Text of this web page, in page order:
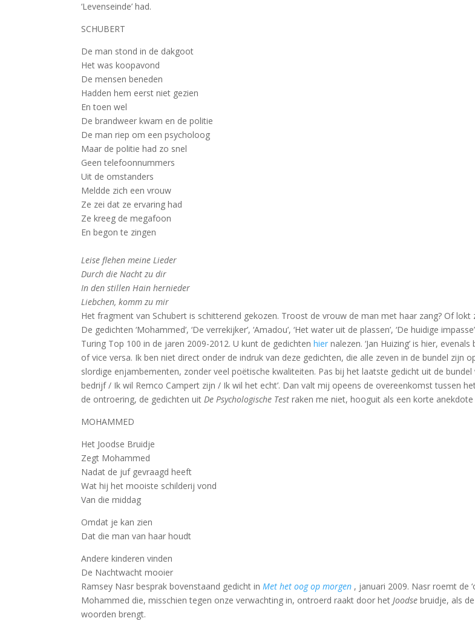
‘Levenseinde’ had.
SCHUBERT
De man stond in de dakgoot
Het was koopavond
De mensen beneden
Hadden hem eerst niet gezien
En toen wel
De brandweer kwam en de politie
De man riep om een psycholoog
Maar de politie had zo snel
Geen telefoonnummers
Uit de omstanders
Meldde zich een vrouw
Ze zei dat ze ervaring had
Ze kreeg de megafoon
En begon te zingen
Leise flehen meine Lieder
Durch die Nacht zu dir
In den stillen Hain hernieder
Liebchen, komm zu mir
Het fragment van Schubert is schitterend gekozen. Troost de vrouw de man met haar zang? Of
De gedichten ‘Mohammed’, ‘De verrekijker’, ‘Amadou’, ‘Het water uit de plassen’, ‘De huidige
Turing Top 100 in de jaren 2009-2012. U kunt de gedichtenhiernalezen. ‘Jan Huizing’ is hier,
of vice versa. Ik ben niet direct onder de indruk van deze gedichten, die alle zeven in de bundel
slordige enjambementen, zonder veel poëtische kwaliteiten. Pas bij het laatste gedicht uit de
bedrijf / Ik wil Remco Campert zijn / Ik wil het echt’. Dan valt mij opeens de overeenkomst tussen
de ontroering, de gedichten uitDe Psychologische Test raken me niet, hooguit als een korte
MOHAMMED
Het Joodse Bruidje
Zegt Mohammed
Nadat de juf gevraagd heeft
Wat hij het mooiste schilderij vond
Van die middag
Omdat je kan zien
Dat die man van haar houdt
Andere kinderen vinden
De Nachtwacht mooier
Ramsey Nasr besprak bovenstaand gedicht inMet het oog op morgen , januari 2009. Nasr roemt de
Mohammed die, misschien tegen onze verwachting in, ontroerd raakt door hetJoodse bruidje, als
woorden brengt.